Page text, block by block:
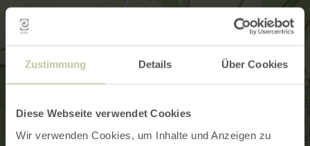
Zustimmung Details Über Cookies
Diese Webseite verwendet Cookies
Wir verwenden Cookies, um Inhalte und Anzeigen zu